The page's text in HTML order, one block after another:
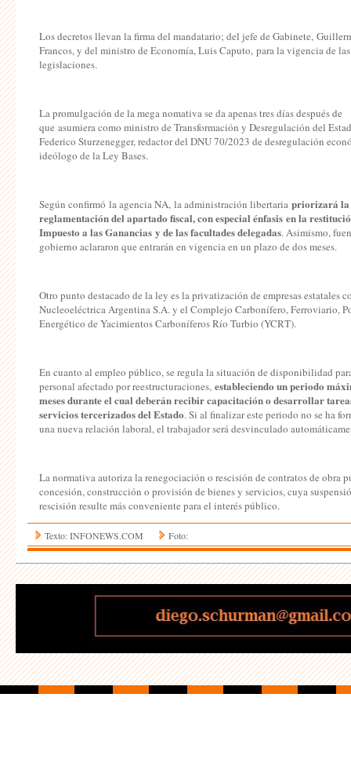
Los decretos llevan la firma del mandatario; del jefe de Gabinete,
Francos, y del ministro de Economía, Luis Caputo, para la vigencia de las
legislaciones.
La promulgación de la mega nomativa se da apenas tres días después de
que asumiera como ministro de Transformación y Desregulación del
Federico Sturzenegger, redactor del DNU 70/2023 de desregulación
ideólogo de la Ley Bases.
Según confirmó la agencia NA, la administración libertaria priorizará la
reglamentación del apartado fiscal, con especial énfasis en la
Impuesto a las Ganancias y de las facultades delegadas. Asimismo,
gobierno aclararon que entrarán en vigencia en un plazo de dos meses.
Otro punto destacado de la ley es la privatización de empresas estatales
Nucleoeléctrica Argentina S.A. y el Complejo Carbonífero, Ferroviario,
Energético de Yacimientos Carboníferos Río Turbio (YCRT).
En cuanto al empleo público, se regula la situación de disponibilidad
personal afectado por reestructuraciones, estableciendo un periodo
meses durante el cual deberán recibir capacitación o desarrollar
servicios tercerizados del Estado. Si al finalizar este periodo no se ha
una nueva relación laboral, el trabajador será desvinculado
La normativa autoriza la renegociación o rescisión de contratos de obra
concesión, construcción o provisión de bienes y servicios, cuya
rescisión resulte más conveniente para el interés público.
Texto: INFONEWS.COM Foto: